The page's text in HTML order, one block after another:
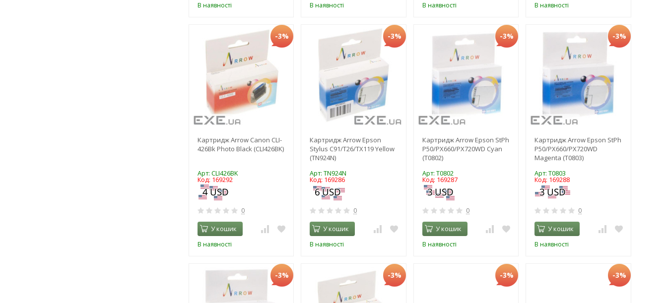
В наявності В наявності В наявності В наявності
-3%
Картридж Arrow Canon CLI-
426Bk Photo Black (CLI426BK)
Арт: CLI426BK
Код: 169292
0
У кошик
В наявності
-3%
Картридж Arrow Epson
Stylus C91/T26/TX119 Yellow
(TN924N)
Арт: TN924N
Код: 169286
0
У кошик
В наявності
-3%
Картридж Arrow Epson StPh
P50/PX660/PX720WD Cyan
(T0802)
Арт: T0802
Код: 169287
0
У кошик
В наявності
-3%
Картридж Arrow Epson StPh
P50/PX660/PX720WD
Magenta (T0803)
Арт: T0803
Код: 169288
0
У кошик
В наявності
-3% -3% -3% -3%